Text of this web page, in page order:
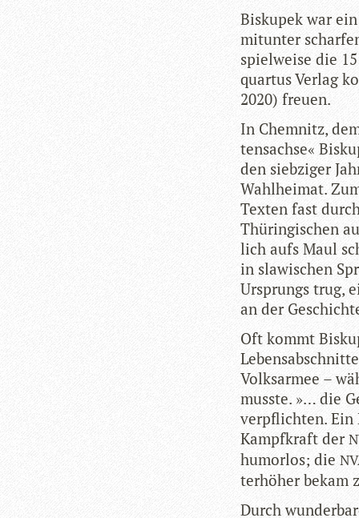
Bis­ku­pek war
mit­un­ter
spiel­weise die
quar­tus Ver­lag
2020) freuen.
In Chem­nitz,
ten­sachse«
den sieb­zi­ger
Wahl­hei­mat.
Tex­ten fast
Thüringischen
lich aufs Maul
in sla­wi­schen
Ursprungs trug,
an der
Oft kommt
Volks­ar­mee –
musste. »… die
ver­pflich­ten. Ein
Kampf­kraft der
humor­los; die
ter­hö­her bekam
Durch